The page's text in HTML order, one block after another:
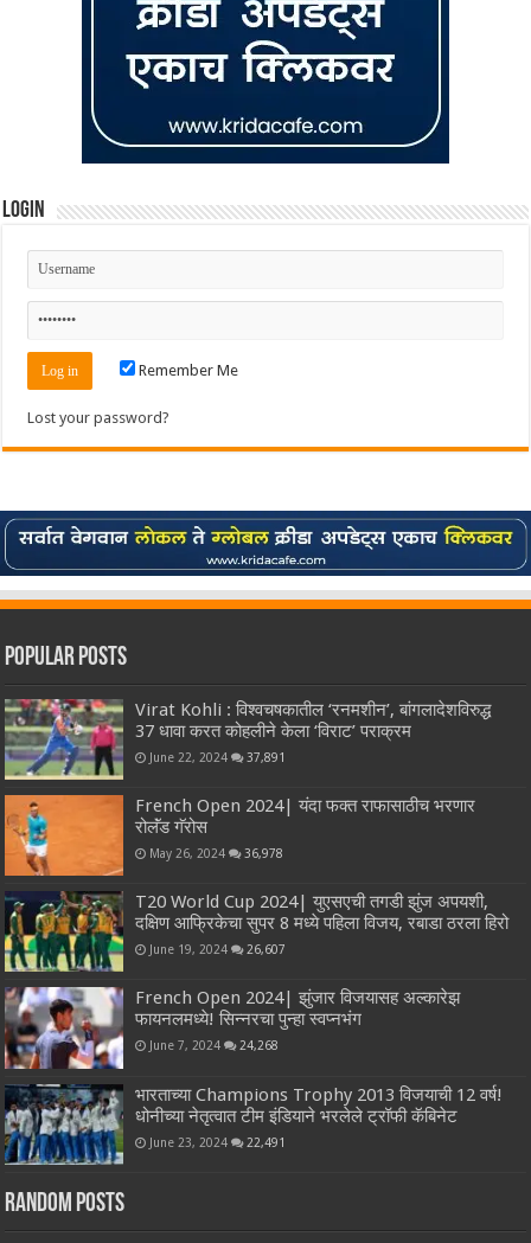
Login
Remember Me
Lost your password?
Popular Posts
Virat Kohli : विश्वचषकातील ‘रनमशीन’, बांगलादेशविरुद्ध
37 धावा करत कोहलीने केला ‘विराट’ पराक्रम
June 22, 2024 37,891
French Open 2024| यंदा फक्त राफासाठीच भरणार
रोलॅंड गॅरोस
May 26, 2024 36,978
T20 World Cup 2024| युएसएची तगडी झुंज अपयशी,
दक्षिण आफ्रिकेचा सुपर 8 मध्ये पहिला विजय, रबाडा ठरला हिरो
June 19, 2024 26,607
French Open 2024| झुंजार विजयासह अल्कारेझ
फायनलमध्ये! सिन्नरचा पुन्हा स्वप्नभंग
June 7, 2024 24,268
भारताच्या Champions Trophy 2013 विजयाची 12 वर्ष!
धोनीच्या नेतृत्वात टीम इंडियाने भरलेले ट्रॉफी कॅबिनेट
June 23, 2024 22,491
Random Posts